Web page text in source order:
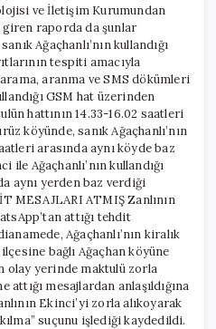
ve İletişim Kurumundan
giren raporda da şunlar
Ağaçhanlı’nın kullandığı
tespiti amacıyla
aranma ve SMS dökümleri
GSM hat üzerinden
hattının 14.33-16.02 saatleri
köyünde, sanık Ağaçhanlı’nın
arasında aynı köyde baz
Ağaçhanlı’nın kullandığı
aynı yerden baz verdiği
MESAJLARI ATMIŞ Zanlının
attığı tehdit
Ağaçhanlı’nın kiralık
bağlı Ağaçhan köyüne
olay yerinde maktulü zorla
attığı mesajlardan anlaşıldığına
Ekinci’yi zorla alıkoyarak
suçunu işlediği kaydedildi.